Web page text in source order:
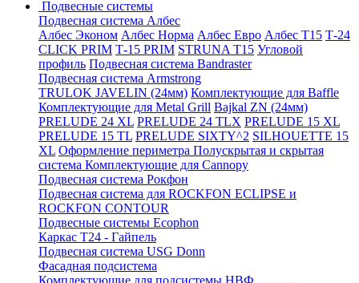
Подвесные системы
Подвесная система Албес
Албес Эконом Албес Норма Албес Евро Албес T15 Т-24
CLICK PRIM Т-15 PRIM STRUNA Т15 Угловой
профиль Подвесная система Bandraster
Подвесная система Armstrong
TRULOK JAVELIN (24мм) Комплектующие для Baffle
Комплектующие для Metal Grill Bajkal ZN (24мм)
PRELUDE 24 XL PRELUDE 24 TLX PRELUDE 15 XL
PRELUDE 15 TL PRELUDE SIXTY^2 SILHOUETTE 15
XL Оформление периметра Полускрытая и скрытая
система Комплектующие для Cannopy
Подвесная система Рокфон
Подвесная система для ROCKFON ECLIPSE и
ROCKFON CONTOUR
Подвесные системы Ecophon
Каркас Т24 - Гайпель
Подвесная система USG Donn
Фасадная подсистема
Комплектующие для подсистемы НВФ